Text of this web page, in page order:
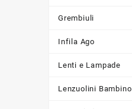
Grembiuli
Infila Ago
Lenti e Lampade
Lenzuolini Bambino